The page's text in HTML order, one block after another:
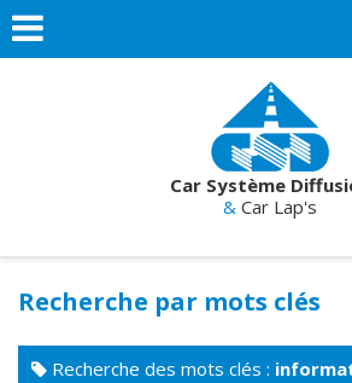
Car Système
& Car Lap's
Recherche par mots clés
Recherche des mots clés :